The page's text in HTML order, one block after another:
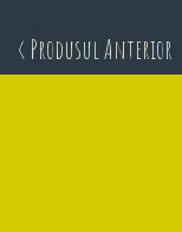
< Produsul Anterior